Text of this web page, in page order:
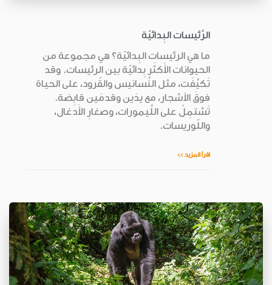
الرَّئيسات البِدائيّة
ما هي الرئيسات البِدائيّة؟ هي مجموعة من
الحيوانات الأَكثَر بِدائيّة بين الرئيسات. وقد
تَكيَّفَت، مثل النَّسانيس والقُرود، على الحياة
فوقَ الأشجار، مع يدَين وقدمَين قابِضة.
تَشتمِلُ على اللَّيمورات، وصغارِ الأَدغال،
واللّوريسات.
اقرأ المزيد >>